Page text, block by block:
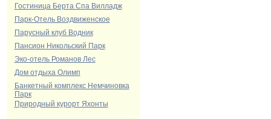
Гостиница Берта Спа Вилладж
Парк-Отель Воздвиженское
Парусный клуб Водник
Пансион Никольский Парк
Эко-отель Романов Лес
Дом отдыха Олимп
Банкетный комплекс Немчиновка
Парк
Природный курорт Яхонты